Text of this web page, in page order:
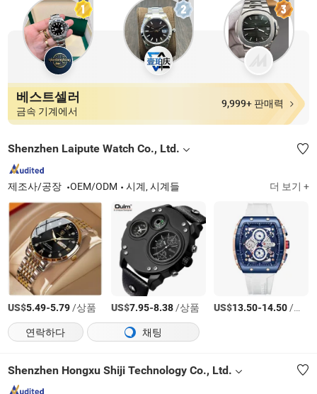
베스트셀러
금속 기계에서
9,999+ 판매력
Shenzhen Laipute Watch Co., Ltd.
제조사/공장 OEM/ODM 시계, 시계들 더 보기 +
US$5.49-5.79/상품 US$7.95-8.38/상품 US$13.50-14.50/상품
연락하다
채팅
Shenzhen Hongxu Shiji Technology Co., Ltd.